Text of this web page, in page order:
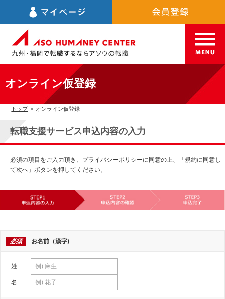
オンライン仮登録
トップ > オンライン仮登録
転職支援サービス申込内容の入力
必須の項目をご入力頂き、プライバシーポリシーに同意の上、「規約に同意し
て次へ」ボタンを押してください。
必須 お名前（漢字)
姓
名